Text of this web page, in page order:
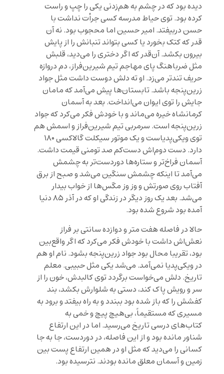
دیده بود که در چشم به هم‌زدنی یکی را چپ و راست
کرده بود. توی حیاط مدرسه کسی جرأت نداشت با
حسن دربیفتد. امیر حسین اما محجوب بود. نه آن
قدر که کتک بخورد یا کسی بتواند تنبانش را از پایش
بیرون بکشد. آن‌قدر که اگر دختری را می‌دید، قلبش
مثل ضرباهنگ پای مهاجم تیم شیرین‌فراز، دم دروازه
حریف تندتر می‌زد. او ته دلش دوست داشت مثل جواد
زرین‌پنجه باشد. تابستان‌ها پیش می‌آمد که مامان
جایش را توی ایوان می‌انداخت. بعد به آسمان
کرمانشاه خیره می‌ماند و با خودش فکر می‌کرد که جواد
زرین‌پنجه است. سرمربی تیم شیرین‌فراز و اسمش هم
توی ویکی‌پدیاست و یک موتور سیکلت گالاکسی ۱۸۰
دارد. دست دوم‌اش دست‌کم صد تومنی قیمت داشت.
آسمان فراخ‌تر و ستاره‌ها دوردست‌تر به چشمش
می‌آمد تا اینکه چشمش سنگین می‌شد و صبح از برق
آفتاب روی صورتش و وز وز مگس‌ها از خواب بیدار
می‌شد. بعد یک روز دیگر در زندگی او که در آذر ۸۵ دنیا
آمده بود شروع شده بود.
حالا در فاصله هفت متر و دوازده سانتی بر فراز
نعش‌اش داشت با خودش فکر می‌کرد که اگر واقع‌بین
بود، تقریبا محال بود جواد زرین‌پنجه بشود. نام او هم
در ویکی‌پدیا نمی‌آمد. می‌شد یکی مثل حبیبی. معلم
تاریخ. دلش می‌خواست برگردد توی کالبدش، خون را از
سر و رویش پاک کند، دستی به شلوارش بکشد، بند
کفشش را که باز شده بود ببندد و به راه بیفتد و برود به
مسیری که مستقیماً، بی‌هیچ پیچ و خمی به
کتاب‌های درسی تاریخ می‌رسید. اما در این ارتفاع
شناور مانده بود و از این فاصله، در دوردست، جا به جا
کسانی را می‌دید که مثل او در همین ارتفاع پست بین
زمین و آسمان معلق مانده بودند. نترسیده بود.